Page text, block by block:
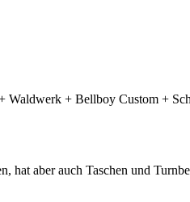
+ Bellboy Custom +
aber auch Taschen und